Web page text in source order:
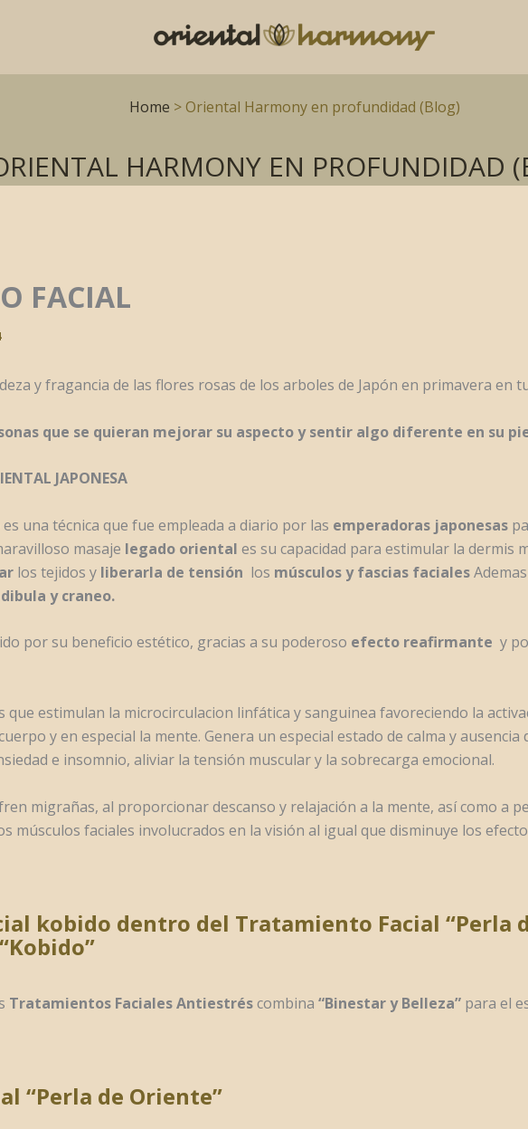
Home > Oriental Harmony en profundidad (Blog)
HARMONY EN PROFUNDIDAD
FACIAL
y fragancia de las flores rosas de los arboles de Japón en primavera en
que se quieran mejorar su aspecto y sentir algo diferente en su
JAPONESA
una técnica que fue empleada a diario por las emperadoras japonesas
masaje legado oriental es su capacidad para estimular la dermis
los tejidos y liberarla de tensión los músculos y fascias faciales
y craneo.
por su beneficio estético, gracias a su poderoso efecto reafirmante y
que estimulan la microcirculacion linfática y sanguinea favoreciendo la
y en especial la mente. Genera un especial estado de calma y
e insomnio, aliviar la tensión muscular y la sobrecarga emocional.
migrañas, al proporcionar descanso y relajación a la mente, así como a
músculos faciales involucrados en la visión al igual que disminuye los
kobido dentro del Tratamiento Facial “Perla
Tratamientos Faciales Antiestréscombina “Binestar y Belleza” para el
“Perla de Oriente”